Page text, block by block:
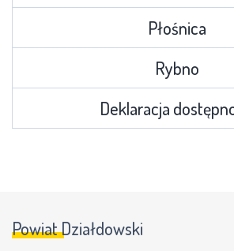
Płośnica
Rybno
Deklaracja
Powiat Działdowski